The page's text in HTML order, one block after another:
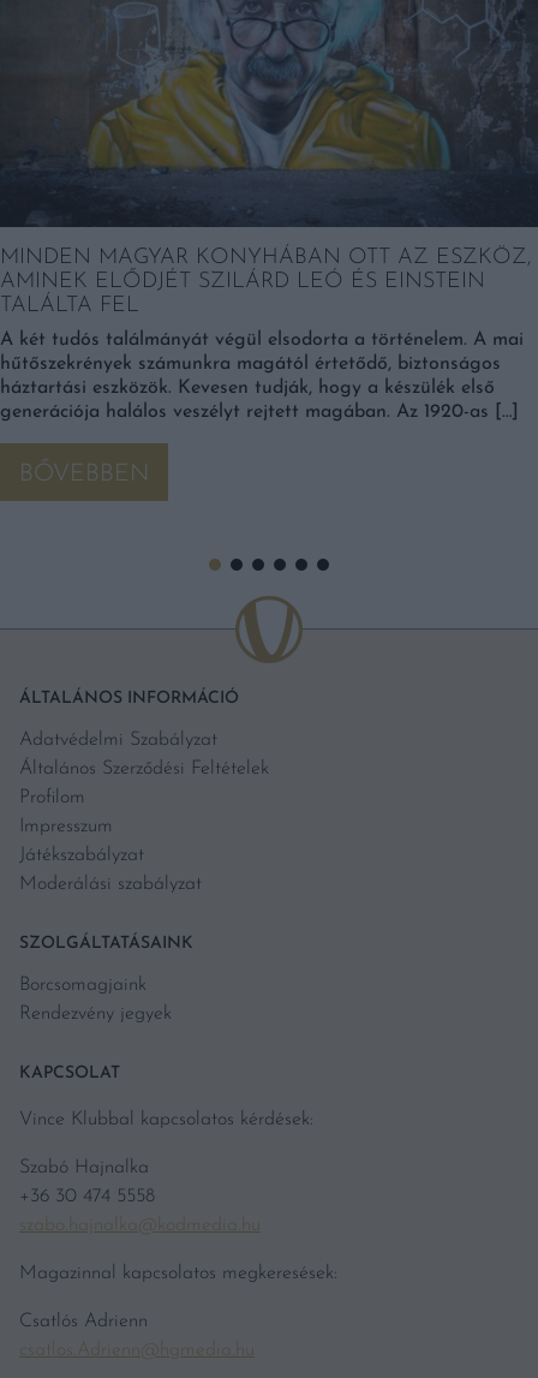
MINDEN MAGYAR KONYHÁBAN OTT AZ ESZKÖZ,
AMINEK ELŐDJÉT SZILÁRD LEÓ ÉS EINSTEIN
TALÁLTA FEL
A két tudós találmányát végül elsodorta a történelem. A mai
hűtőszekrények számunkra magától értetődő, biztonságos
háztartási eszközök. Kevesen tudják, hogy a készülék első
generációja halálos veszélyt rejtett magában. Az 1920-as […]
BŐVEBBEN
ÁLTALÁNOS INFORMÁCIÓ
Adatvédelmi Szabályzat
Általános Szerződési Feltételek
Profilom
Impresszum
Játékszabályzat
Moderálási szabályzat
SZOLGÁLTATÁSAINK
Borcsomagjaink
Rendezvény jegyek
KAPCSOLAT
Vince Klubbal kapcsolatos kérdések:
Szabó Hajnalka
+36 30 474 5558
szabo.hajnalka@kodmedia.hu
Magazinnal kapcsolatos megkeresések:
Csatlós Adrienn
csatlos.Adrienn@hgmedia.hu